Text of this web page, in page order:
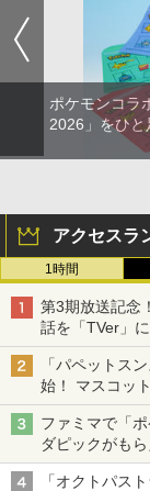
ポケモンコラ
2026」をひ
アクセスラ
1時間
第3期放送記念
話を「TVer」
「パペットス
始！ マスコッ
ファミマで「
ダピックがも
「オクトパス